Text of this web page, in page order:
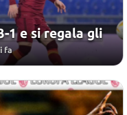
1 e si regala gli
fa